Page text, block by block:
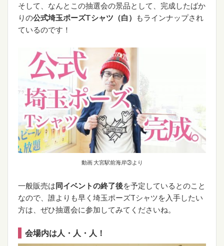
そして、なんとこの抽選会の景品として、完成したばか
りの公式埼玉ポーズTシャツ（白）
もラインナップされ
ているのです！
動画 大宮駅前海岸③より
一般販売は同イベントの終了後を予定しているとのこと
なので、誰よりも早く埼玉ポーズTシャツを入手したい
方は、ぜひ抽選会に参加してみてくださいね。
会場内は人・人・人！